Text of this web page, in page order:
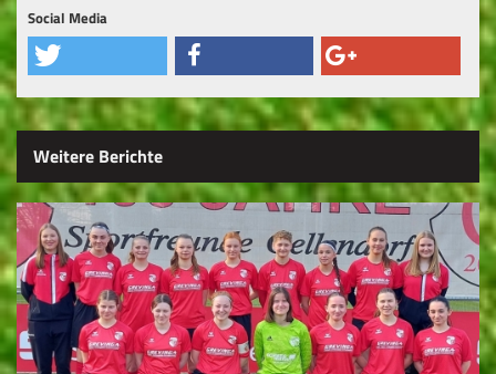
Social Media
Weitere Berichte